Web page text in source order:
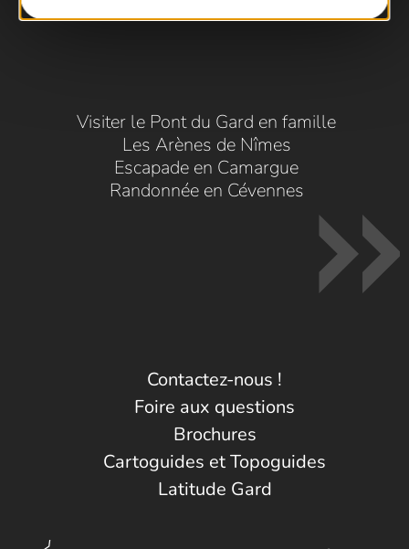
Visiter le Pont du Gard en famille
Les Arènes de Nîmes
Escapade en Camargue
Randonnée en Cévennes
Contactez-nous !
Foire aux questions
Brochures
Cartoguides et Topoguides
Latitude Gard